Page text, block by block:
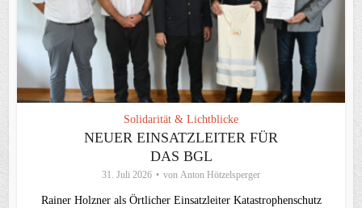
Solidarität & Lichtblicke
NEUER EINSATZLEITER FÜR
DAS BGL
31. Juli 2026 von Anton Hötzelsperger
Rainer Holzner als Örtlicher Einsatzleiter Katastrophenschutz